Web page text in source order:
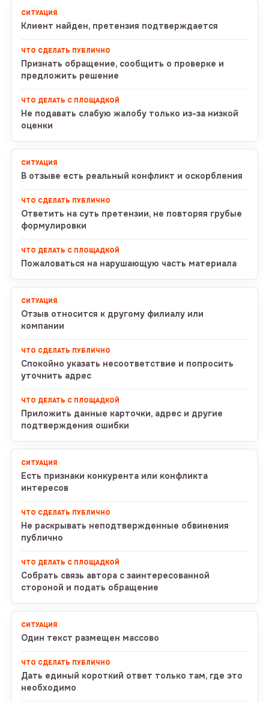
Клиент найден, претензия подтверждается
Признать обращение, сообщить о проверке и
предложить решение
Не подавать слабую жалобу только из-за низкой
оценки
В отзыве есть реальный конфликт и оскорбления
Ответить на суть претензии, не повторяя грубые
формулировки
Пожаловаться на нарушающую часть материала
Отзыв относится к другому филиалу или
компании
Спокойно указать несоответствие и попросить
уточнить адрес
Приложить данные карточки, адрес и другие
подтверждения ошибки
Есть признаки конкурента или конфликта
интересов
Не раскрывать неподтвержденные обвинения
публично
Собрать связь автора с заинтересованной
стороной и подать обращение
Один текст размещен массово
Дать единый короткий ответ только там, где это
необходимо